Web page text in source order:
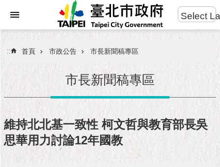
進
搜
民
服
務
Select
::: 首頁 市政公告 市長新聞稿專區
市長新聞稿專區
維持北北基一致性 柯文哲與教育部長吳
思華用力討論12年國教